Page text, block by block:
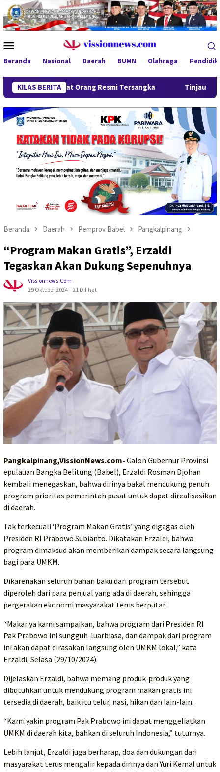
Loncat
ke
konten
Mobile
Beranda Nasional Daerah BUMN Olahraga
KILAS BERITA
Orang Resmi Tersangka Tinjau Program MBG 3B
Beranda Daerah Pemprov Babel Pangkalpinang
“Program Makan Gratis”, Erzaldi
Tegaskan Akan Dukung Sepenuhnya
Vissionnews.com
29 Oktober 2024
21 Dilihat
Pangkalpinang,VissionNews.com- Calon Gubernur Provinsi
epulauan Bangka Belitung (Babel), Erzaldi Rosman Djohan
kembali menegaskan, bahwa dirinya bakal mendukung penuh
program prioritas pemerintah pusat untuk dapat direalisasikan
di daerah.
Tak terkecuali ‘Program Makan Gratis’ yang digagas oleh
Presiden RI Prabowo Subianto. Dikatakan Erzaldi, bahwa
program dimaksud akan memberikan dampak secara langsung
bagi para UMKM.
Dikarenakan seluruh bahan baku dari program tersebut
diperoleh dari para penjual yang ada di daerah, sehingga
pergerakan ekonomi masyarakat terus berputar.
“Makanya kami sampaikan, bahwa program dari Presiden RI
Pak Prabowo ini sungguh luarbiasa, dan dampak dari program
ini akan dapat dirasakan langsung oleh UMKM lokal,” kata
Erzaldi, Selasa (29/10/2024).
Dijelaskan Erzaldi, bahwa memang produk-produk yang
dibutuhkan untuk mendukung program makan gratis ini
tersedia di daerah, baik itu telur, nasi, hikan dan lain-lain.
“Kami yakin program Pak Prabowo ini dapat menggeliatkan
UMKM di daerah kita, bahkan di seluruh Indonesia,” tuturnya.
Lebih lanjut, Erzaldi juga berharap, doa dan dukungan dari
masyarakat terus mengalir kepada dirinya dan Yuri Kemal untuk